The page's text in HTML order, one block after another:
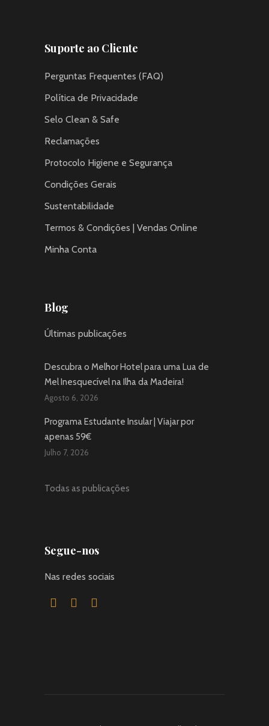
Suporte ao Cliente
Perguntas Frequentes (FAQ)
Política de Privacidade
Selo Clean & Safe
Reclamações
Protocolo Higiene e Segurança
Condições Gerais
Sustentabilidade
Termos & Condições | Vendas Online
Minha Conta
Blog
Últimas publicações
Descubra o Melhor Hotel para uma Lua de
Mel Inesquecível na Ilha da Madeira!
Agosto 6, 2026
Programa Estudante Insular | Viajar por
apenas 59€
Julho 7, 2026
Todas as publicações
Segue-nos
Nas redes sociais